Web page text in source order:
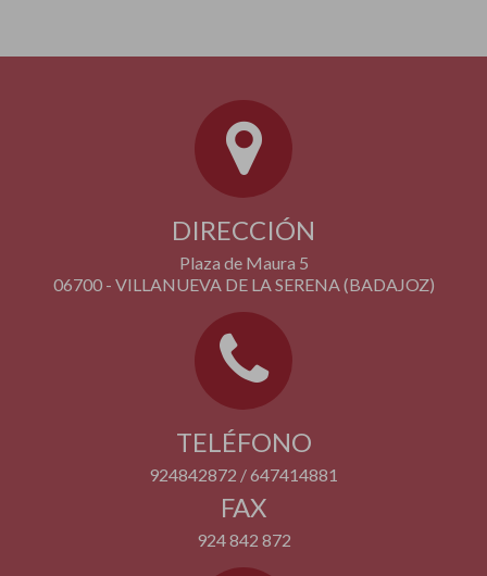
DIRECCIÓN
Plaza de Maura 5
06700 - VILLANUEVA DE LA SERENA (BADAJOZ)
TELÉFONO
924842872 / 647414881
FAX
924 842 872